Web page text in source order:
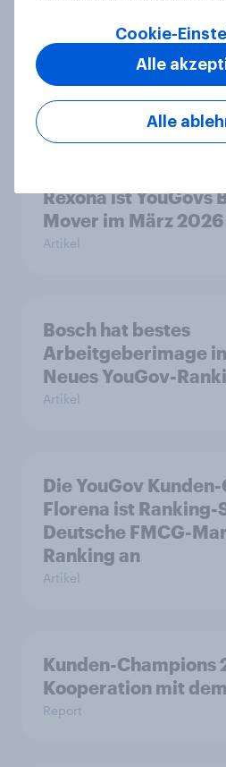
2026
Report
Rexona ist YouGovs
Mover im März 2026
Artikel
Bosch hat bestes
Arbeitgeberimage
Neues YouGov-
Artikel
Die YouGov
Florena ist Ranking-
Deutsche FMCG-
Ranking an
Artikel
Kunden-Champions
Kooperation mit
Report
Cookie-
Alle
Alle